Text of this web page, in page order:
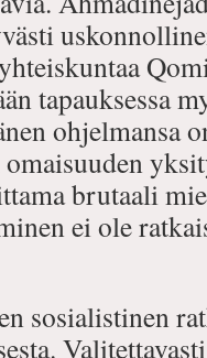
tapauksessa
ohjelmansa
brutaali
ei ole
sosialistinen